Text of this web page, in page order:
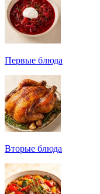
Первые блюда
Вторые блюда